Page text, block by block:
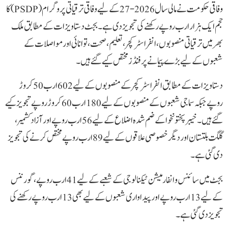
وفاقی حکومت نے مالی سال 2026-27 کے لیے وفاقی ترقیاتی پروگرام (PSDP) کا
حجم ایک ہزار ارب روپے رکھنے کی تجویز دی ہے۔ بجٹ دستاویزات کے مطابق ملک
بھر میں ترقیاتی منصوبوں، انفراسٹرکچر، تعلیم، صحت، توانائی اور مواصلات کے
شعبوں کے لیے بڑے پیمانے پر فنڈز مختص کیے گئے ہیں۔
دستاویزات کے مطابق انفراسٹرکچر کے منصوبوں کے لیے 602 ارب 50 کروڑ
روپے جبکہ سماجی شعبوں کے منصوبوں کے لیے 180 ارب 60 کروڑ روپے تجویز کیے
گئے ہیں۔ خیبرپختونخوا کے ضم شدہ اضلاع کے لیے 56 ارب روپے اور آزاد کشمیر،
گلگت بلتستان اور دیگر خصوصی علاقوں کے لیے 89 ارب روپے مختص کرنے کی تجویز
دی گئی ہے۔
بجٹ میں سائنس و انفارمیشن ٹیکنالوجی کے شعبے کے لیے 41 ارب روپے، گورننس
کے لیے 13 ارب روپے اور پیداواری شعبوں کے لیے بھی 13 ارب روپے رکھنے کی
تجویز دی گئی ہے۔